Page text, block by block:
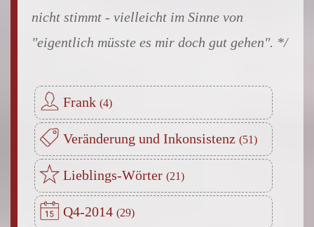
nicht stimmt - vielleicht im Sinne von
"eigentlich müsste es mir doch gut gehen".
Frank
Veränderung und Inkonsistenz
Lieblings-Wörter
Q4-2014